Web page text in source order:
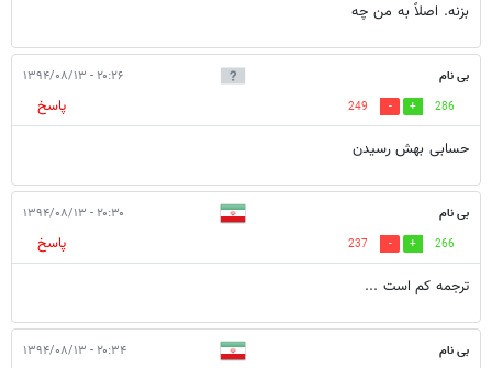
بزنه. اصلاً به من چه
بی نام ۲۰:۲۶ - ۱۳۹۴/۰۸/۱۳
286
249
پاسخ
حسابی بهش رسیدن
بی نام ۲۰:۳۰ - ۱۳۹۴/۰۸/۱۳
266
237
پاسخ
ترجمه کم است ...
بی نام ۲۰:۳۴ - ۱۳۹۴/۰۸/۱۳